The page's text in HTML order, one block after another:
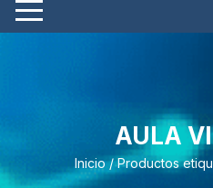
AULA
Inicio/ Productos